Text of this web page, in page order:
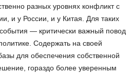
разных уровнях конфликт с
и у России, и у Китая. Для таких
— критически важный повод
Содержать на своей
для обеспечения собственной
гораздо более уверенным